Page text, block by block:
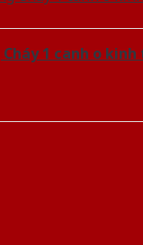
Cháy 1 canh o